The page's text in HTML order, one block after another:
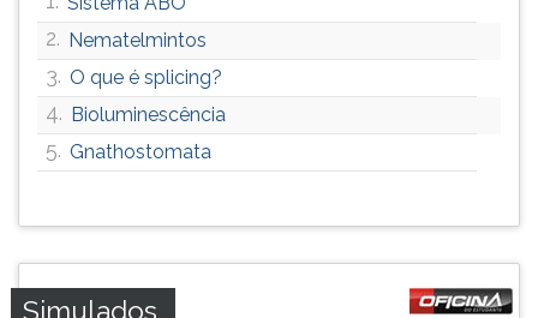
2. Nematelmintos
3. O que é splicing?
4. Bioluminescência
5. Gnathostomata
Simulados